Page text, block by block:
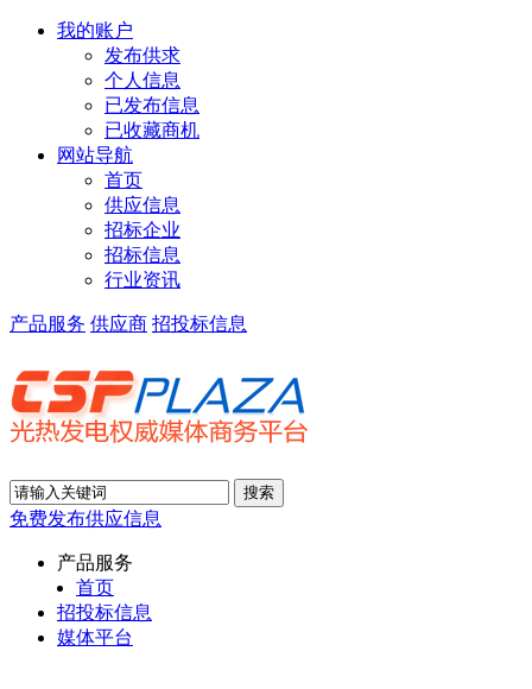
我的账户
发布供求
个人信息
已发布信息
已收藏商机
网站导航
首页
供应信息
招标企业
招标信息
行业资讯
产品服务 供应商 招投标信息
免费发布供应信息
产品服务
首页
招投标信息
媒体平台